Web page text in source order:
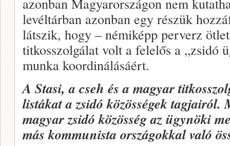
levéltárban azonban egy részük
látszik, hogy – némiképp perverz
titkosszolgálat volt a felelős a „zsidó
munka koordinálásáért.
A Stasi, a cseh és a magyar
listákat a zsidó közösségek
magyar zsidó közösség az ügynöki
más kommunista országokkal való